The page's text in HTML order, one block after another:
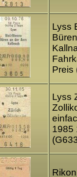
Lyss
Preis
Lyss
1985